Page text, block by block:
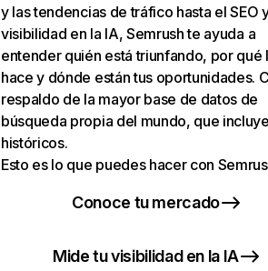
y las tendencias de tráfico hasta el SEO
visibilidad en la IA, Semrush te ayuda a
entender quién está triunfando, por qué
hace y dónde están tus oportunidades.
respaldo de la mayor base de datos de
búsqueda propia del mundo, que
históricos.
Esto es lo que puedes hacer con
Conoce tu mercado
Mide tu visibilidad en la IA